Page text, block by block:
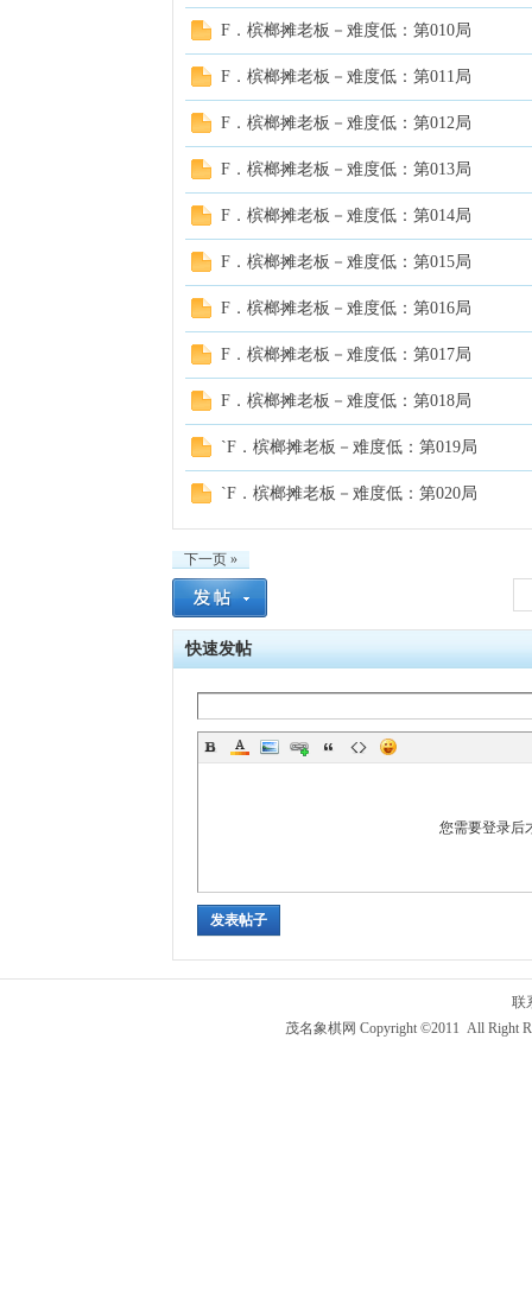
F．槟榔摊老板－难度低：第010局
F．槟榔摊老板－难度低：第011局
F．槟榔摊老板－难度低：第012局
F．槟榔摊老板－难度低：第013局
F．槟榔摊老板－难度低：第014局
F．槟榔摊老板－难度低：第015局
F．槟榔摊老板－难度低：第016局
F．槟榔摊老板－难度低：第017局
F．槟榔摊老板－难度低：第018局
`F．槟榔摊老板－难度低：第019局
`F．槟榔摊老板－难度低：第020局
下一页 »
快速发帖
您需要登录后
发表帖子
联
茂名象棋网 Copyright ©2011 All Right